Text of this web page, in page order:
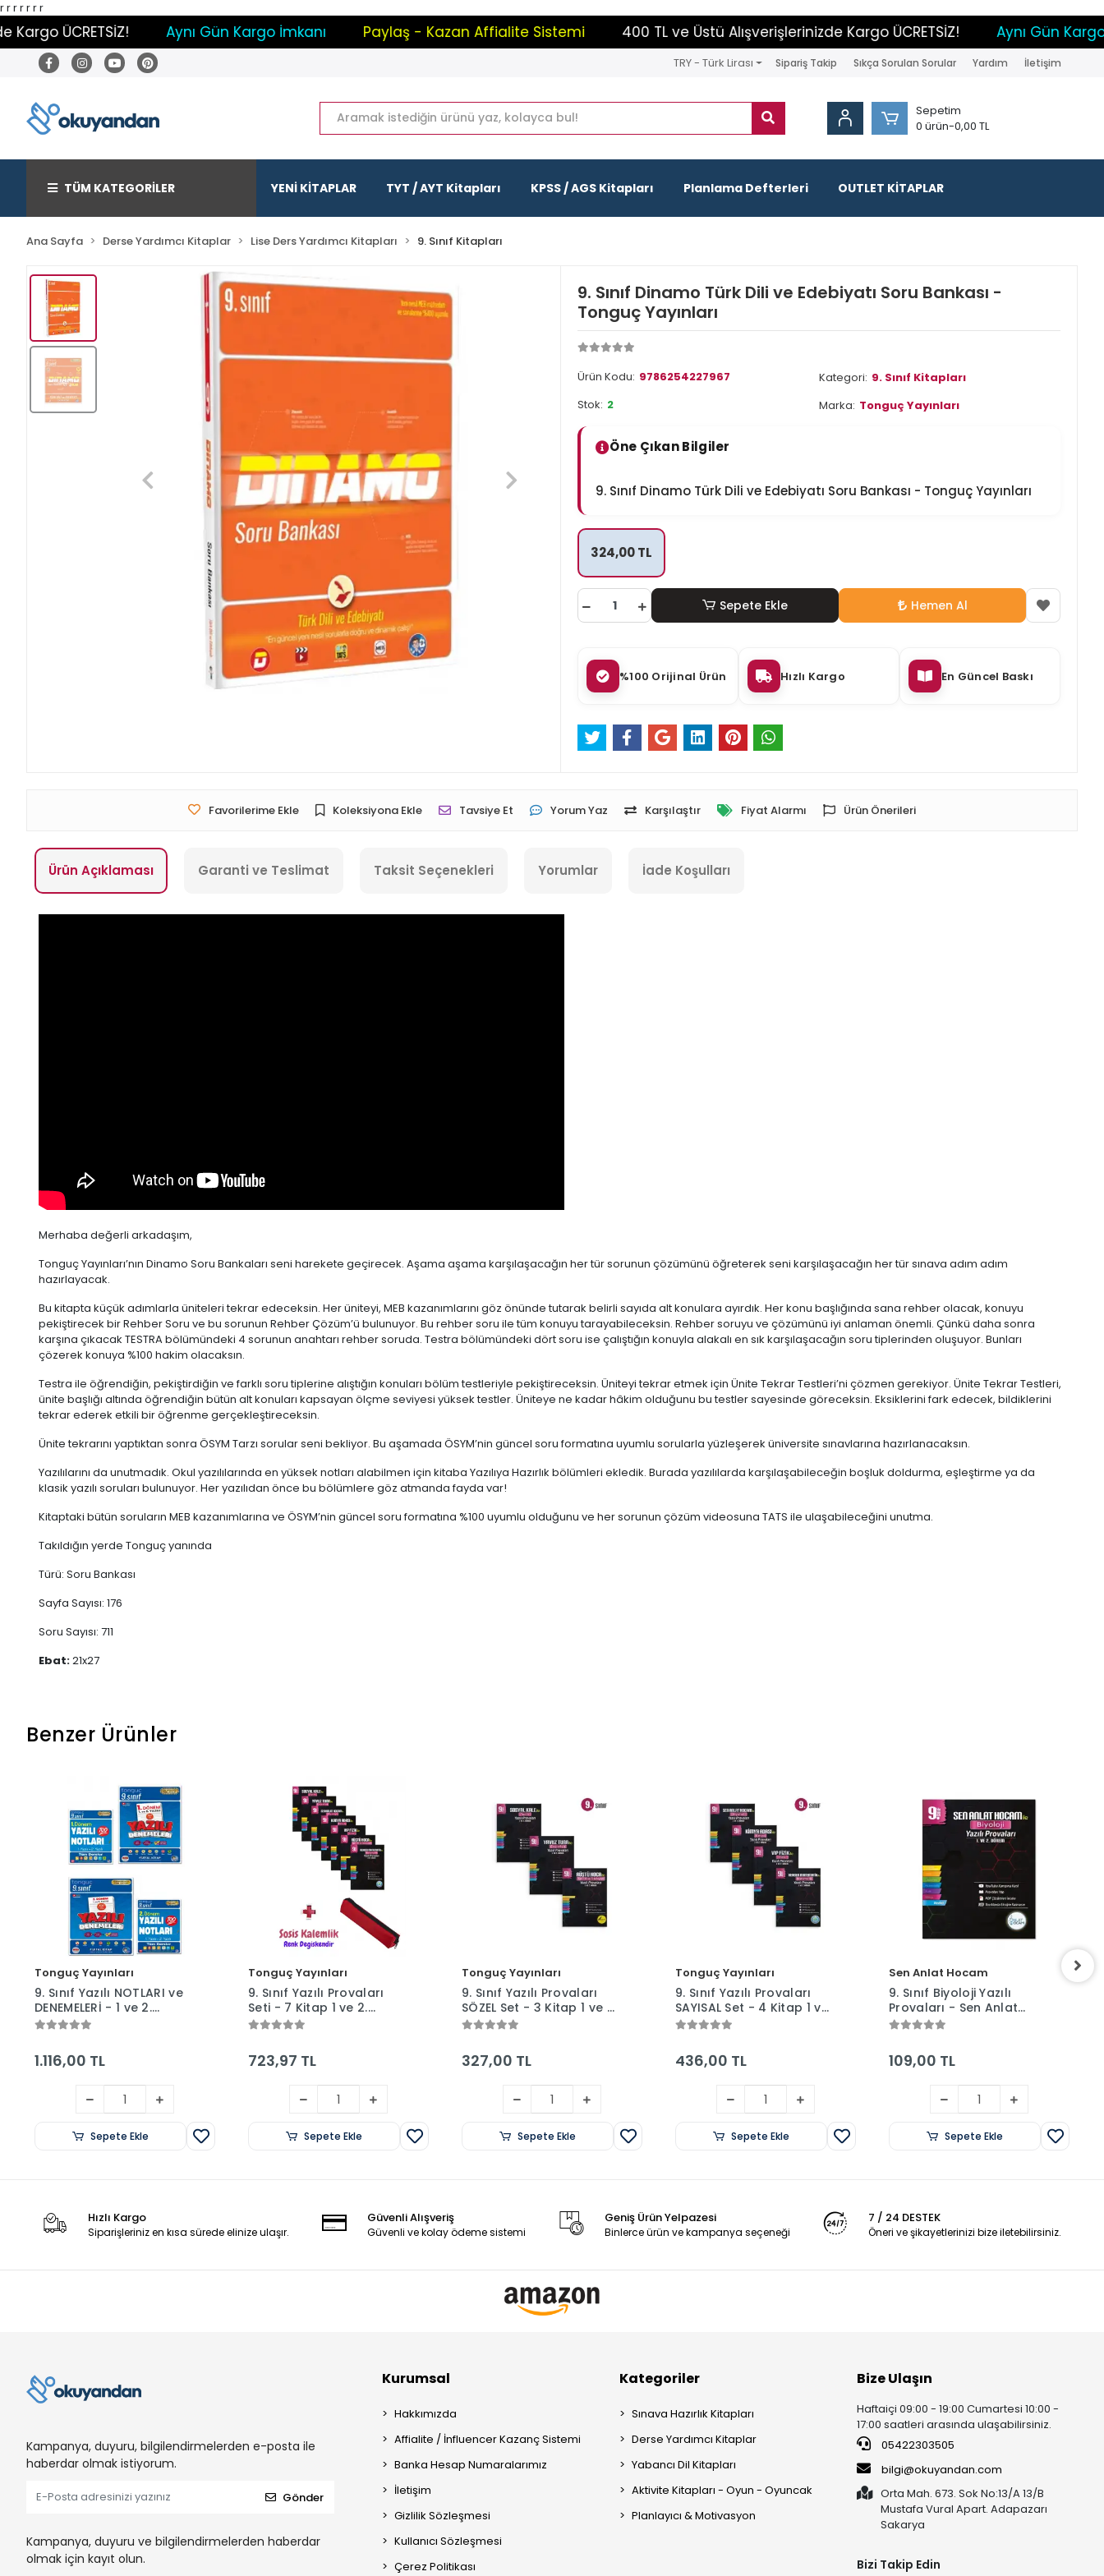
rrrrr r r
ÜCRETSİZ! Aynı Gün Kargo İmkanı Paylaş - Kazan Affialite Sistemi 400 TL ve Üstü Alışverişlerinizde Kargo ÜCRETSİZ! Aynı Gün Kargo
TRY - Türk Lirası Sipariş Takip Sıkça Sorulan Sorular Yardım İletişim
Sepetim
0 ürün-0,00 TL
TÜM KATEGORİLER YENİ KİTAPLAR TYT / AYT Kitapları KPSS / AGS Kitapları Planlama Defterleri OUTLET KİTAPLAR
Ana Sayfa Derse Yardımcı Kitaplar Lise Ders Yardımcı Kitapları 9. Sınıf Kitapları
9. Sınıf Dinamo Türk Dili ve Edebiyatı Soru Bankası -
Tonguç Yayınları
Ürün Kodu: 9786254227967 Kategori: 9. Sınıf Kitapları
Stok: 2 Marka: Tonguç Yayınları
Öne Çıkan Bilgiler
9. Sınıf Dinamo Türk Dili ve Edebiyatı Soru Bankası - Tonguç Yayınları
324,00 TL
Sepete Ekle Hemen Al
%100 Orijinal Ürün Hızlı Kargo En Güncel Baskı
Favorilerime Ekle Koleksiyona Ekle Tavsiye Et Yorum Yaz Karşılaştır Fiyat Alarmı Ürün Önerileri
Ürün Açıklaması Garanti ve Teslimat Taksit Seçenekleri Yorumlar İade Koşulları
Merhaba değerli arkadaşım,
Tonguç Yayınları’nın Dinamo Soru Bankaları seni harekete geçirecek. Aşama aşama karşılaşacağın her tür sorunun çözümünü öğreterek seni karşılaşacağın her tür sınava adım adım
hazırlayacak.
Bu kitapta küçük adımlarla üniteleri tekrar edeceksin. Her üniteyi, MEB kazanımlarını göz önünde tutarak belirli sayıda alt konulara ayırdık. Her konu başlığında sana rehber olacak, konuyu
pekiştirecek bir Rehber Soru ve bu sorunun Rehber Çözüm’ü bulunuyor. Bu rehber soru ile tüm konuyu tarayabileceksin. Rehber soruyu ve çözümünü iyi anlaman önemli. Çünkü daha sonra
karşına çıkacak TESTRA bölümündeki 4 sorunun anahtarı rehber soruda. Testra bölümündeki dört soru ise çalıştığın konuyla alakalı en sık karşılaşacağın soru tiplerinden oluşuyor. Bunları
çözerek konuya %100 hakim olacaksın.
Testra ile öğrendiğin, pekiştirdiğin ve farklı soru tiplerine alıştığın konuları bölüm testleriyle pekiştireceksin. Üniteyi tekrar etmek için Ünite Tekrar Testleri’ni çözmen gerekiyor. Ünite Tekrar Testleri,
ünite başlığı altında öğrendiğin bütün alt konuları kapsayan ölçme seviyesi yüksek testler. Üniteye ne kadar hâkim olduğunu bu testler sayesinde göreceksin. Eksiklerini fark edecek, bildiklerini
tekrar ederek etkili bir öğrenme gerçekleştireceksin.
Ünite tekrarını yaptıktan sonra ÖSYM Tarzı sorular seni bekliyor. Bu aşamada ÖSYM’nin güncel soru formatına uyumlu sorularla yüzleşerek üniversite sınavlarına hazırlanacaksın.
Yazılılarını da unutmadık. Okul yazılılarında en yüksek notları alabilmen için kitaba Yazılıya Hazırlık bölümleri ekledik. Burada yazılılarda karşılaşabileceğin boşluk doldurma, eşleştirme ya da
klasik yazılı soruları bulunuyor. Her yazılıdan önce bu bölümlere göz atmanda fayda var!
Kitaptaki bütün soruların MEB kazanımlarına ve ÖSYM’nin güncel soru formatına %100 uyumlu olduğunu ve her sorunun çözüm videosuna TATS ile ulaşabileceğini unutma.
Takıldığın yerde Tonguç yanında
Türü: Soru Bankası
Sayfa Sayısı: 176
Soru Sayısı: 711
Ebat:21x27
Benzer Ürünler
Tonguç Yayınları
9. Sınıf Yazılı NOTLARI ve
DENEMELERİ - 1 ve 2.
Dönem - Tonguç
1.116,00 TL
Sepete Ekle
Tonguç Yayınları
9. Sınıf Yazılı Provaları
Seti - 7 Kitap 1 ve 2.
Dönem + Sosis Kalem
723,97 TL
Sepete Ekle
Tonguç Yayınları
9. Sınıf Yazılı Provaları
SÖZEL Set - 3 Kitap 1 ve 2.
Dönem - Tonguç
327,00 TL
Sepete Ekle
Tonguç Yayınları
9. Sınıf Yazılı Provaları
SAYISAL Set - 4 Kitap 1 ve
2. Dönem - Tonguç
436,00 TL
Sepete Ekle
Sen Anlat Hocam
9. Sınıf Biyoloji Yazılı
Provaları - Sen Anlat
Hocam
109,00 TL
Sepete Ekle
Hızlı Kargo
Siparişleriniz en kısa sürede elinize ulaşır.
Güvenli Alışveriş
Güvenli ve kolay ödeme sistemi
Geniş Ürün Yelpazesi
Binlerce ürün ve kampanya seçeneği
7 / 24 DESTEK
Öneri ve şikayetlerinizi bize iletebilirsiniz.
Kampanya, duyuru, bilgilendirmelerden e-posta ile
haberdar olmak istiyorum.
Gönder
Kampanya, duyuru ve bilgilendirmelerden haberdar
olmak için kayıt olun.
Kurumsal
Hakkımızda
Affialite / İnfluencer Kazanç Sistemi
Banka Hesap Numaralarımız
İletişim
Gizlilik Sözleşmesi
Kullanıcı Sözleşmesi
Çerez Politikası
Kategoriler
Sınava Hazırlık Kitapları
Derse Yardımcı Kitaplar
Yabancı Dil Kitapları
Aktivite Kitapları - Oyun - Oyuncak
Planlayıcı & Motivasyon
Bize Ulaşın
Haftaiçi 09:00 - 19:00 Cumartesi 10:00 -
17:00 saatleri arasında ulaşabilirsiniz.
05422303505
bilgi@okuyandan.com
Orta Mah. 673. Sok No:13/A 13/B
Mustafa Vural Apart. Adapazarı
Sakarya
Bizi Takip Edin